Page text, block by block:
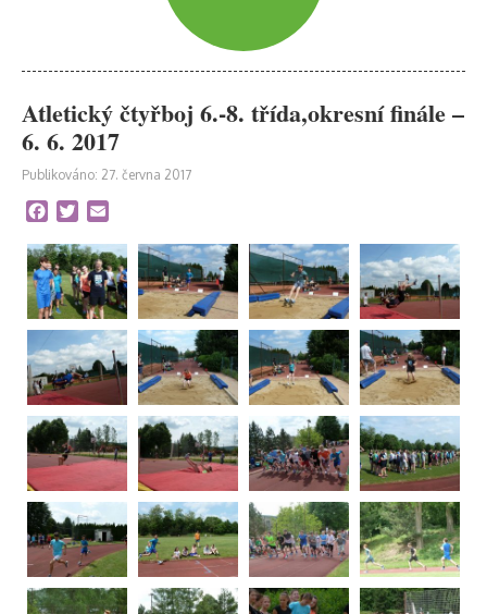
Atletický čtyřboj 6.-8. třída,okresní finále –
6. 6. 2017
Publikováno: 27. června 2017
Facebook
Twitter